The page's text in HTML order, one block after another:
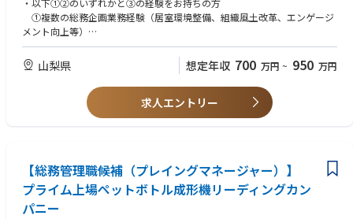
・以下①②のいずれかと③の経験をお持ちの方
①複数の総務企画業務経験（居室環境整備、組織風土改革、エンゲージ
メント向上等）
②複数の人事企画業務経験（採用、育成、組織開発、評価、配置等）
③チームリーダーまたはメンバー育成の経験3年以上（業務マネジメン
ト経験のみでも可）
・海外来場者への英語対応経験
・サーベイデータの利活用経験
・第1種衛生管理者
山梨県 想定年収 700 万円 ~ 950 万円
求人エントリー
【総務管理職候補（プレイングマネージャー）】
プライム上場ペットボトル成形機リーディングカン
パニー